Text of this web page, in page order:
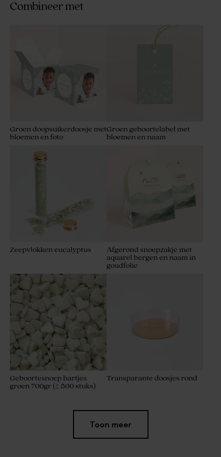
Combineer met
Groen doopsuikerdoosje met
bloemen en foto
Groen geboortelabel met
bloemen en naam
Zeepvlokken eucalyptus
Afgerond snoepzakje met
aquarel bergen en naam in
goudfolie
Geboortesnoep hartjes
groen 700gr (± 500 stuks)
Transparante doosjes rond
Toon meer